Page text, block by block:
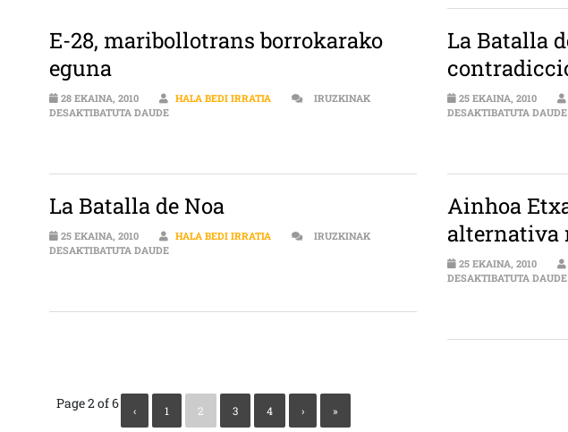
E-28, maribollotrans borrokarako
eguna
28 EKAINA, 2010 HALA BEDI IRRATIA
IRUZKINAK
DESAKTIBATUTA DAUDEE-28, MARIBOLLOTRANS BORROKARAKO EGUNA SARRERAN
La Batalla
25 EKAINA, 2010
DESAKTIBATUTA DAUDE
La Batalla de Noa
25 EKAINA, 2010 HALA BEDI IRRATIA
IRUZKINAK
DESAKTIBATUTA DAUDELA BATALLA DE NOA SARRERAN
Ainhoa
alternativa
25 EKAINA, 2010
DESAKTIBATUTA DAUDE
Page 2 of 6 ‹ 1 2 3 4 › »